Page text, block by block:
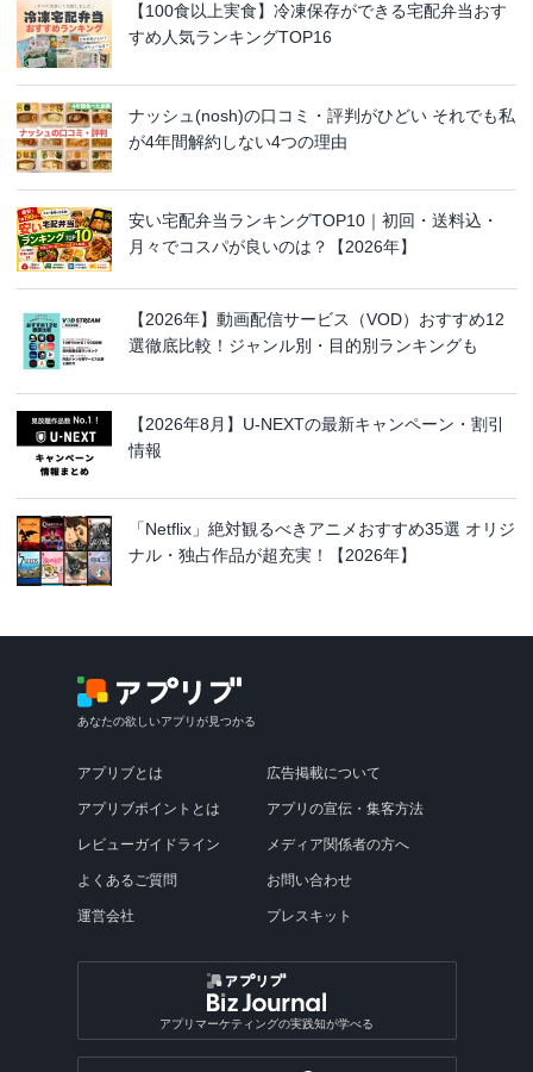
【100食以上実食】冷凍保存ができる宅配弁当おす
すめ人気ランキングTOP16
ナッシュ(nosh)の口コミ・評判がひどい それでも私
が4年間解約しない4つの理由
安い宅配弁当ランキングTOP10｜初回・送料込・
月々でコスパが良いのは？【2026年】
【2026年】動画配信サービス（VOD）おすすめ12
選徹底比較！ジャンル別・目的別ランキングも
【2026年8月】U-NEXTの最新キャンペーン・割引
情報
「Netflix」絶対観るべきアニメおすすめ35選 オリジ
ナル・独占作品が超充実！【2026年】
あなたの欲しいアプリが見つかる
アプリブとは
アプリブポイントとは
レビューガイドライン
よくあるご質問
運営会社
広告掲載について
アプリの宣伝・集客方法
メディア関係者の方へ
お問い合わせ
プレスキット
アプリマーケティングの実践知が学べる